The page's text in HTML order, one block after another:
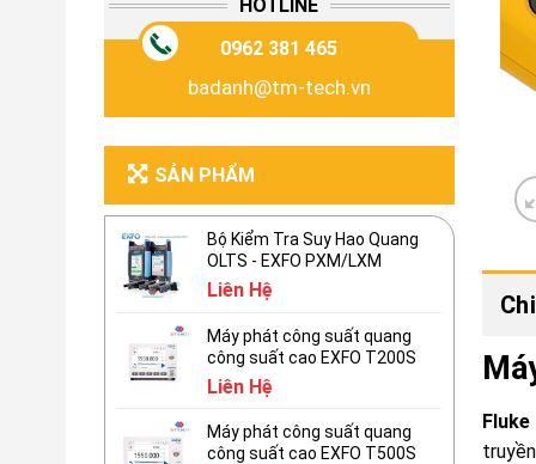
Fluke
HOTLINE
0962 381 465
badanh@tm-tech.vn
SẢN PHẨM
Bộ Kiểm Tra Suy Hao Quang
OLTS - EXFO PXM/LXM
Liên Hệ
Máy phát công suất quang
công suất cao EXFO T200S
Liên Hệ
Máy phát công suất quang
công suất cao EXFO T500S